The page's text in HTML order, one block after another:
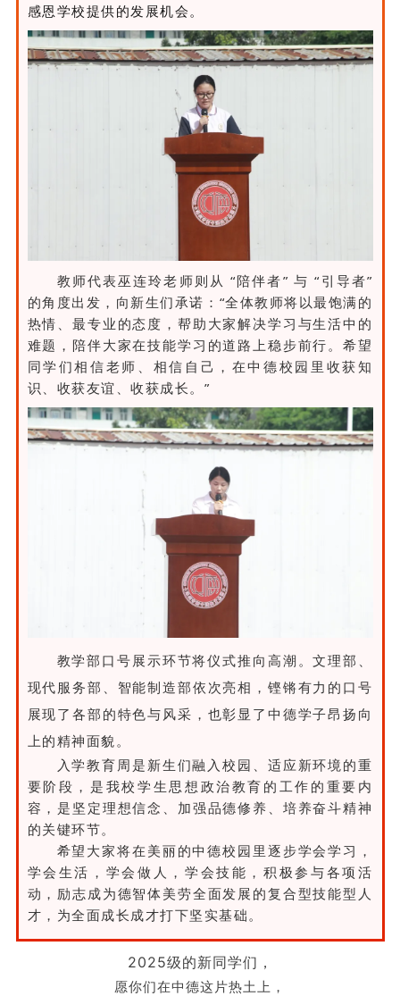
感恩学校提供的发展机会。
教师代表巫连玲老师则从 “陪伴者” 与 “引导者”
的角度出发，向新生们承诺：“全体教师将以最饱满的
热情、最专业的态度，帮助大家解决学习与生活中的
难题，陪伴大家在技能学习的道路上稳步前行。希望
同学们相信老师、相信自己，在中德校园里收获知
识、收获友谊、收获成长。”
教学部口号展示环节将仪式推向高潮。文理部、
现代服务部、智能制造部依次亮相，铿锵有力的口号
展现了各部的特色与风采，也彰显了中德学子昂扬向
上的精神面貌。
入学教育周是新生们融入校园、适应新环境的重
要阶段，是我校学生思想政治教育的工作的重要内
容，是坚定理想信念、加强品德修养、培养奋斗精神
的关键环节。
希望大家将在美丽的中德校园里逐步学会学习，
学会生活，学会做人，学会技能，积极参与各项活
动，励志成为德智体美劳全面发展的复合型技能型人
才，为全面成长成才打下坚实基础。
2025级的新同学们，
愿你们在中德这片热土上，